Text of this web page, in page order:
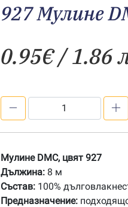
927 Мулине
0.95€/ 1.86
Мулине
DMC
Мулине DMC, цвят 927
Дължина: 8 м
Състав: 100%
Предназначение: